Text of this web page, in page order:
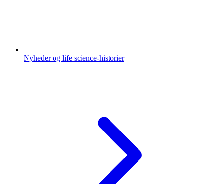
Nyheder og life science-historier